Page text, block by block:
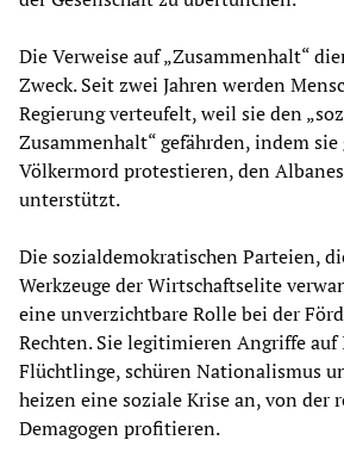
Die Verweise auf „Zusammenhalt“
Zweck. Seit zwei Jahren werden
Regierung verteufelt, weil sie den
Zusammenhalt“ gefährden, indem sie
Völkermord protestieren, den
unterstützt.
Die sozialdemokratischen Parteien,
Werkzeuge der Wirtschaftselite
eine unverzichtbare Rolle bei der
Rechten. Sie legitimieren Angriffe
Flüchtlinge, schüren Nationalismus
heizen eine soziale Krise an, von der
Demagogen profitieren.